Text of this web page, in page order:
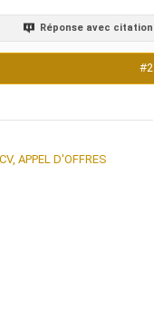
Réponse avec citation
#2
APPEL D'OFFRES